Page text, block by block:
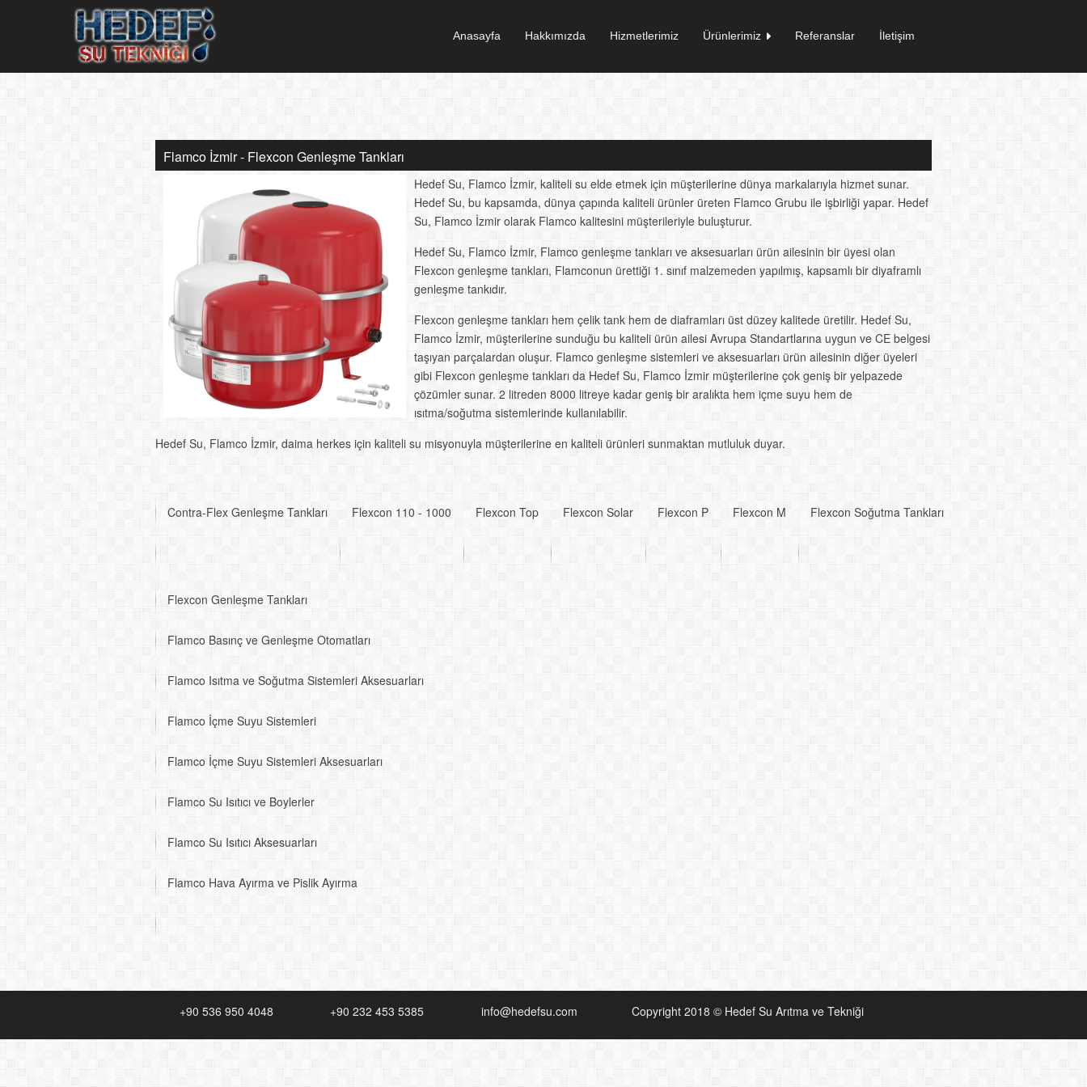
Anasayfa Hakkımızda Hizmetlerimiz Ürünlerimiz Referanslar İletişim
Flamco İzmir - Flexcon Genleşme Tankları
Hedef Su, Flamco İzmir, kaliteli su elde etmek için müşterilerine dünya markalarıyla hizmet sunar.
Hedef Su, bu kapsamda, dünya çapında kaliteli ürünler üreten Flamco Grubu ile işbirliği yapar. Hedef
Su, Flamco İzmir olarak Flamco kalitesini müşterileriyle buluşturur.
Hedef Su, Flamco İzmir, Flamco genleşme tankları ve aksesuarları ürün ailesinin bir üyesi olan
Flexcon genleşme tankları, Flamconun ürettiği 1. sınıf malzemeden yapılmış, kapsamlı bir diyaframlı
genleşme tankıdır.
Flexcon genleşme tankları hem çelik tank hem de diaframları üst düzey kalitede üretilir. Hedef Su,
Flamco İzmir, müşterilerine sunduğu bu kaliteli ürün ailesi Avrupa Standartlarına uygun ve CE belgesi
taşıyan parçalardan oluşur. Flamco genleşme sistemleri ve aksesuarları ürün ailesinin diğer üyeleri
gibi Flexcon genleşme tankları da Hedef Su, Flamco İzmir müşterilerine çok geniş bir yelpazede
çözümler sunar. 2 litreden 8000 litreye kadar geniş bir aralıkta hem içme suyu hem de
ısıtma/soğutma sistemlerinde kullanılabilir.
Hedef Su, Flamco İzmir, daima herkes için kaliteli su misyonuyla müşterilerine en kaliteli ürünleri sunmaktan mutluluk duyar.
Contra-Flex Genleşme Tankları Flexcon 110 - 1000 Flexcon Top Flexcon Solar Flexcon P Flexcon M Flexcon Soğutma Tankları
Flexcon Genleşme Tankları
Flamco Basınç ve Genleşme Otomatları
Flamco Isıtma ve Soğutma Sistemleri Aksesuarları
Flamco İçme Suyu Sistemleri
Flamco İçme Suyu Sistemleri Aksesuarları
Flamco Su Isıtıcı ve Boylerler
Flamco Su Isıtıcı Aksesuarları
Flamco Hava Ayırma ve Pislik Ayırma
+90 536 950 4048 +90 232 453 5385 info@hedefsu.com Copyright 2018 © Hedef Su Arıtma ve Tekniği